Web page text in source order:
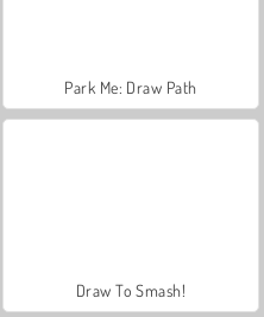
Park Me: Draw Path
Draw To Smash!